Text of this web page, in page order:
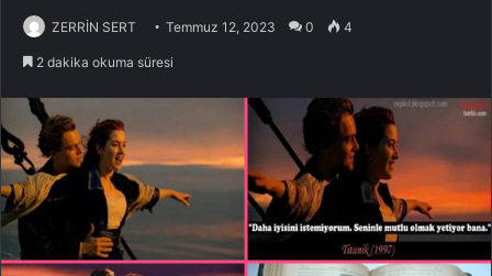
ZERRİN SERT Temmuz 12, 2023 0 4
2 dakika okuma süresi